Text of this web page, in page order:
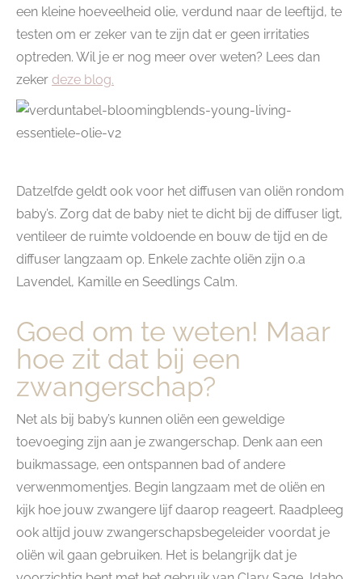
een kleine hoeveelheid olie, verdund naar de leeftijd, te
testen om er zeker van te zijn dat er geen irritaties
optreden. Wil je er nog meer over weten? Lees dan
zeker deze blog.
Datzelfde geldt ook voor het diffusen van oliën rondom
baby’s. Zorg dat de baby niet te dicht bij de diffuser ligt,
ventileer de ruimte voldoende en bouw de tijd en de
diffuser langzaam op. Enkele zachte oliën zijn o.a
Lavendel, Kamille en Seedlings Calm.
Goed om te weten! Maar
hoe zit dat bij een
zwangerschap?
Net als bij baby’s kunnen oliën een geweldige
toevoeging zijn aan je zwangerschap. Denk aan een
buikmassage, een ontspannen bad of andere
verwenmomentjes. Begin langzaam met de oliën en
kijk hoe jouw zwangere lijf daarop reageert. Raadpleeg
ook altijd jouw zwangerschapsbegeleider voordat je
oliën wil gaan gebruiken. Het is belangrijk dat je